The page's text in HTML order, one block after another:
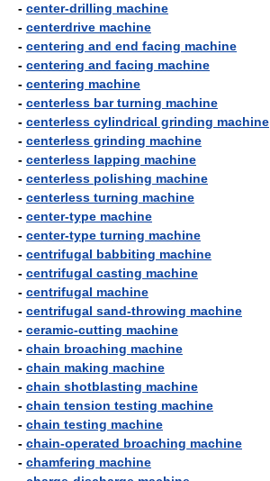
- center-drilling machine
- centerdrive machine
- centering and end facing machine
- centering and facing machine
- centering machine
- centerless bar turning machine
- centerless cylindrical grinding machine
- centerless grinding machine
- centerless lapping machine
- centerless polishing machine
- centerless turning machine
- center-type machine
- center-type turning machine
- centrifugal babbiting machine
- centrifugal casting machine
- centrifugal machine
- centrifugal sand-throwing machine
- ceramic-cutting machine
- chain broaching machine
- chain making machine
- chain shotblasting machine
- chain tension testing machine
- chain testing machine
- chain-operated broaching machine
- chamfering machine